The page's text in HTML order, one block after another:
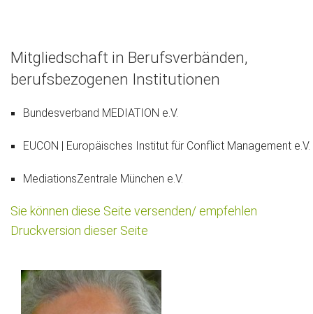
Mitgliedschaft in Berufsverbänden,
berufsbezogenen Institutionen
Bundesverband MEDIATION e.V.
EUCON | Europäisches Institut für Conflict Management e.V.
MediationsZentrale München e.V.
Sie können diese Seite versenden/ empfehlen
Druckversion dieser Seite